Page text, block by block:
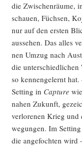
die Zwi­schen­räu­me,
schau­en, Füch­sen,
nur auf den ers­ten
aus­se­hen. Das alles
nen Umzug nach
die unter­schied­li­chen
so ken­nen­ge­lernt
Set­ting in Cap­tu­re
nahen Zukunft,
ver­lo­re­nen Krieg
we­gun­gen. Im
die ange­foch­ten wird